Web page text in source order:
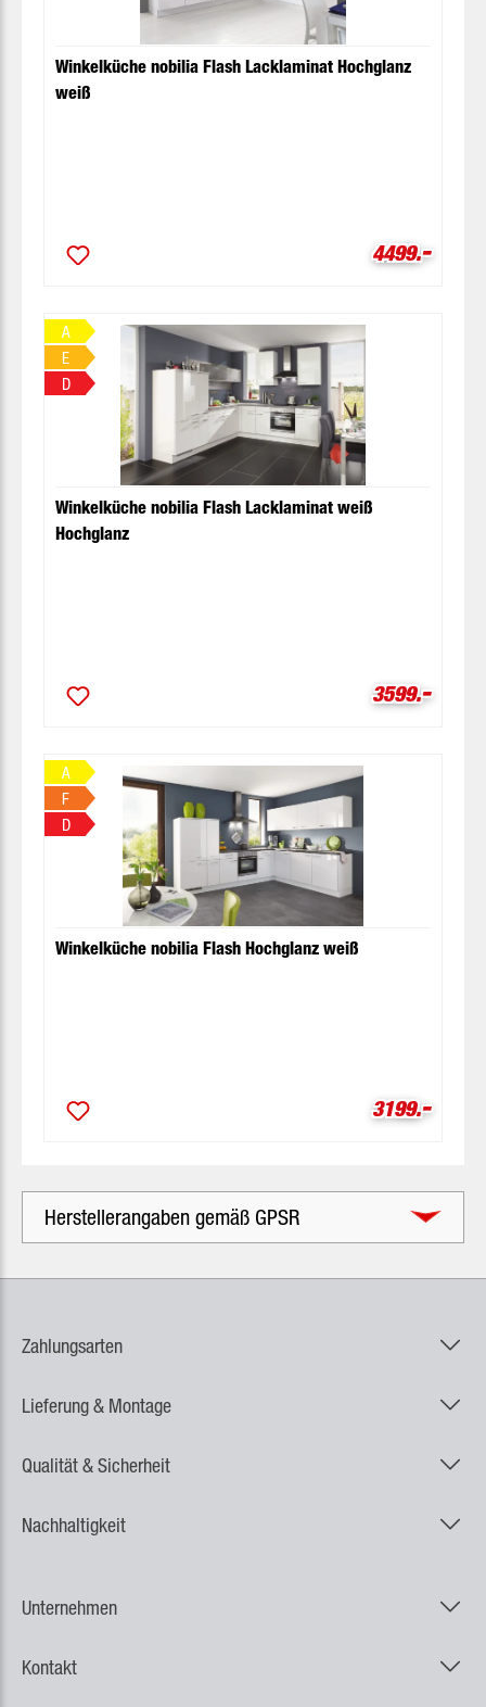
Winkelküche nobilia Flash Lacklaminat Hochglanz
weiß
4499.-
A
E
D
Winkelküche nobilia Flash Lacklaminat weiß
Hochglanz
3599.-
A
F
D
Winkelküche nobilia Flash Hochglanz weiß
3199.-
Herstellerangaben gemäß GPSR
Zahlungsarten
Lieferung & Montage
Qualität & Sicherheit
Nachhaltigkeit
Unternehmen
Kontakt